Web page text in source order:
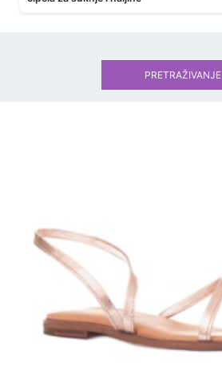
PRETRAŽIVANJE